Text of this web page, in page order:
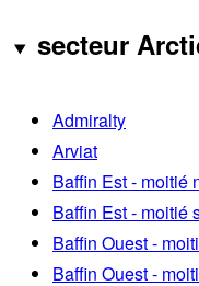
secteur
Admiralty
Arviat
Baffin Est - moitié
Baffin Est - moitié
Baffin Ouest -
Baffin Ouest -